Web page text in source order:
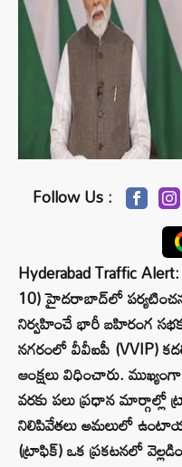
Follow Us :
Hyderabad Traffic
10) హైదరాబాద్‌లో
నిర్వహించే భారీ బహిరంగ
నగరంలో వీవీఐపీ (VVIP)
ఆంక్షలు విధించారు.
వరకు పలు ప్రధాన మార్గాల్లో
నిలిపివేతలు అమలులో
(ట్రాఫిక్) ఒక ప్రకటనలో